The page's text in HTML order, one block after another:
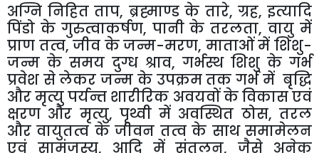
अग्नि निहित ताप, ब्रह्माण्ड के तारे,ग्रह,इत्यादि
पिंडो के गुरुत्वाकर्षण, पानी के तरलता,वायु में
प्राण तत्व,जीव केजन्म-मरण, माताओंमें शिशु-
जन्म के समय दुग्ध श्राव, गर्भस्थ शिशु के गर्भ
प्रवेश से लेकर जन्म के उपक्रम तक गर्भ में बृद्धि
औरमृत्युपर्यन्त शारीरिक अवयवोंकेविकासएवं
क्षरण और मृत्यु, पृथ्वी में अवस्थित ठोस,तरल
और वायुतत्व के जीवन तत्व के साथ समामेलन
एवं सामंजस्य, आदि में संतुलन,जैसे अनेक